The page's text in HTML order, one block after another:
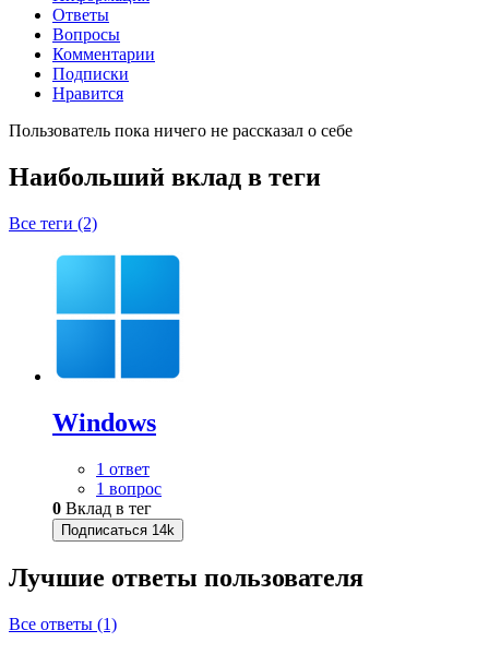
Ответы
Вопросы
Комментарии
Подписки
Нравится
Пользователь пока ничего не рассказал о себе
Наибольший вклад в теги
Все теги (2)
Windows
1 ответ
1 вопрос
0 Вклад в тег
Подписаться 14k
Лучшие ответы пользователя
Все ответы (1)